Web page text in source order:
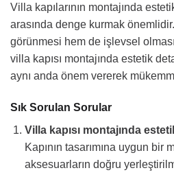
Villa kapılarının montajında
arasında denge kurmak
görünmesi hem de işlevsel
villa kapısı montajında estetik
aynı anda önem vererek
Sık Sorulan Sorular
Villa kapısı montajında
Kapının tasarımına uygun bir
aksesuarların doğru